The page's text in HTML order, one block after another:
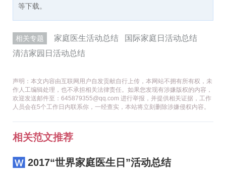
等下载。
相关专题 家庭医生活动总结
国际家庭日活动总结
清洁家园日活动总结
声明：本文内容由互联网用户自发贡献自行上传，本网站不拥有所有权，未
作人工编辑处理，也不承担相关法律责任。如果您发现有涉嫌版权的内容，
欢迎发送邮件至：645879355@qq.com 进行举报，并提供相关证据，工作
人员会在5个工作日内联系你，一经查实，本站将立刻删除涉嫌侵权内容。
相关范文推荐
2017“世界家庭医生日”活动总结